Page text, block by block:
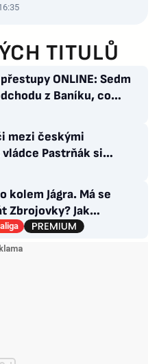
TITULŮ
ONLINE: Sedm
z Baníku, co
Nombila?
mezi českými
Pastrňák si
„nejotravnější“
kolem Jágra. Má se
Zbrojovky? Jak